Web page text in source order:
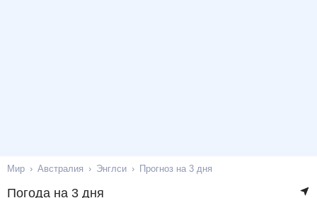
Мир Австралия Энглси Прогноз на 3 дня
Погода на 3 дня